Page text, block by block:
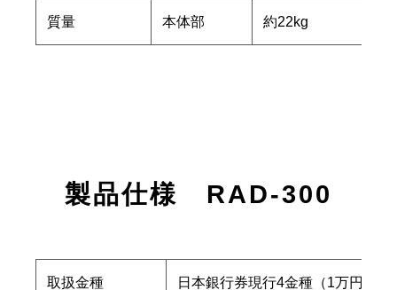
質量 本体部 約22kg
製品仕様 RAD-300
取扱金種
日本銀行券現行4金種（1万円、5